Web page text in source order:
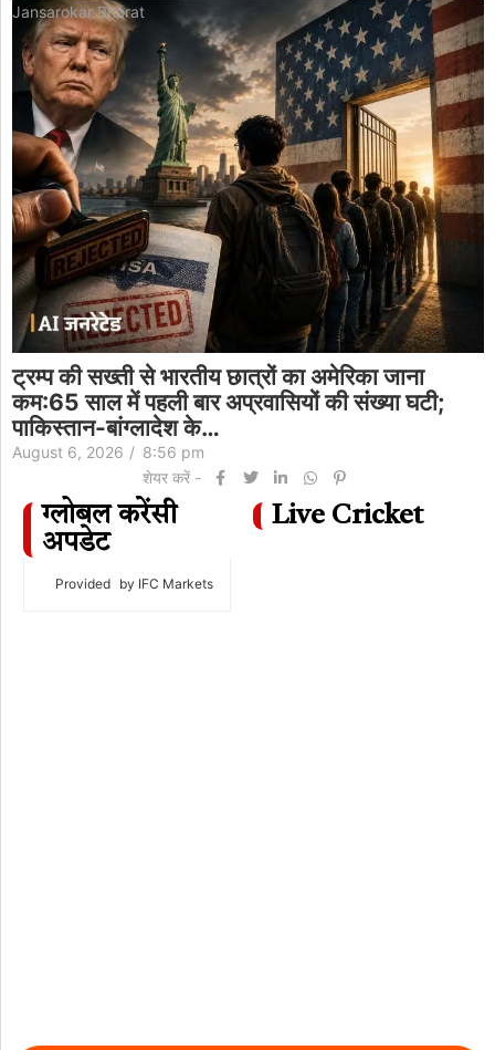
Jansarokar Bharat
ट्रम्प की सख्ती से भारतीय छात्रों का अमेरिका जाना
कम:65 साल में पहली बार अप्रवासियों की संख्या घटी;
पाकिस्तान-बांग्लादेश के…
August 6, 2026 / 8:56 pm
शेयर करें -
ग्लोबल करेंसी
अपडेट
Provided by IFC Markets
Live Cricket